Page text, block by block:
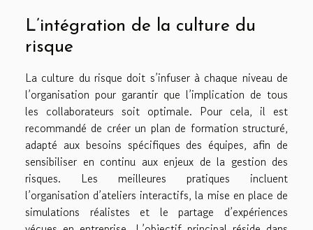
L’intégration de la culture du
risque
La culture du risque doit s’infuser à chaque niveau de
l’organisation pour garantir que l’implication de tous
les collaborateurs soit optimale. Pour cela, il est
recommandé de créer un plan de formation structuré,
adapté aux besoins spécifiques des équipes, afin de
sensibiliser en continu aux enjeux de la gestion des
risques. Les meilleures pratiques incluent
l’organisation d’ateliers interactifs, la mise en place de
simulations réalistes et le partage d’expériences